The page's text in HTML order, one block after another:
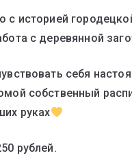
с историей
с деревянной
себя
собственный
руках
рублей.